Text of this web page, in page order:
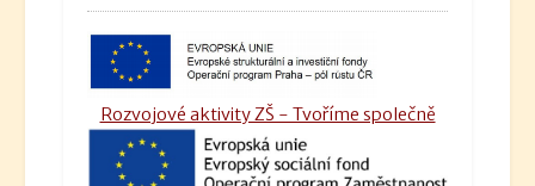
Rozvojové aktivity ZŠ - Tvoříme společně